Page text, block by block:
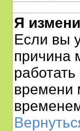
Я
Если вы
причина
времени